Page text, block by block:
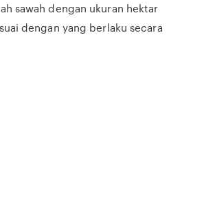
sawah dengan ukuran hektar
dengan yang berlaku secara